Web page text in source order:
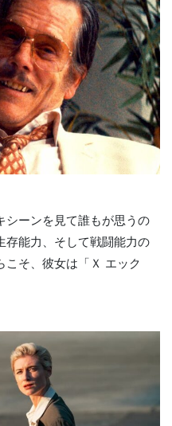
シーンを見て誰もが思うの
存能力、そして戦闘能力の
こそ、彼女は「Ｘ エック